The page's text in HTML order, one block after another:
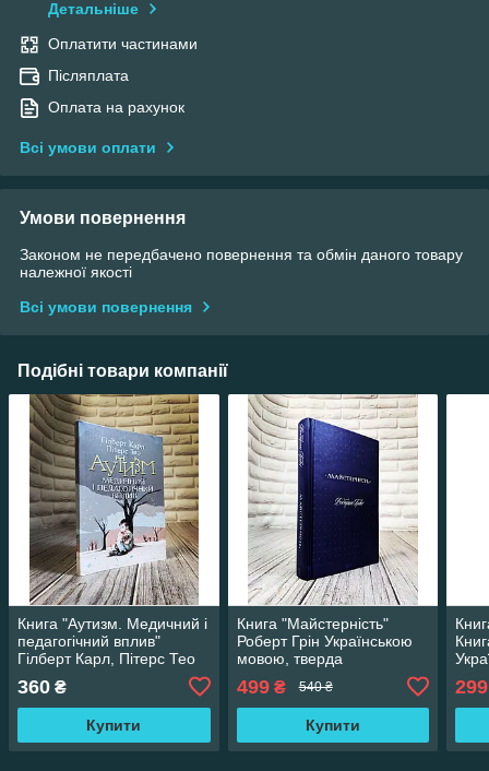
Детальніше
Оплатити частинами
Післяплата
Оплата на рахунок
Всі умови оплати
Умови повернення
Законом не передбачено повернення та обмін даного товару
належної якості
Всі умови повернення
Подібні товари компанії
Книга "Аутизм. Медичний і
педагогічний вплив"
Гілберт Карл, Пітерс Тео
Українською мовою, м'яка
обкладинка
360 ₴
Купити
Книга "Майстерність"
Роберт Грін Українською
мовою, тверда
499₴ 540 ₴
Купити
299